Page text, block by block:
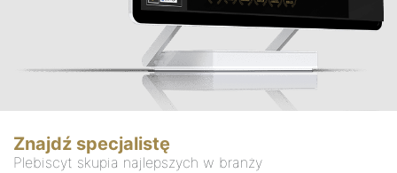
Znajdź specjalistę
Plebiscyt skupia najlepszych w branży